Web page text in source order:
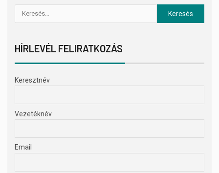
HÍRLEVÉL FELIRATKOZÁS
Keresztnév
Vezetéknév
Email